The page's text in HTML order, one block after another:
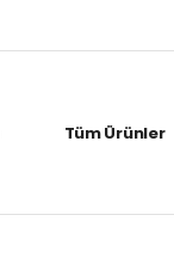
Tüm Ürünler